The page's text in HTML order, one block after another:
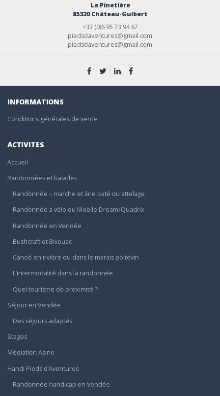
La Pinetière
85320 Château-Guibert
+33 (0)6 95 73 94 67
piedsdaventures@gmail.com
piedsdaventures@gmail.com
INFORMATIONS
Conditions générales de vente
ACTIVITES
Accueil
Randonnées et balades
Randonnée – marche et âne baté ou attelage
Randonnée à vélo ou Mobile Dream/Quadrix
Randonnée en Vendée
Bushcraft et Bivouac
Canoë en rivière ou dans le marais poitevin
L’intermodalité dans la randonnée
Quel tourisme de proximité ?
Séjour en Vendée
Des séjours adaptés
Stages
Médiation Asine
Handi Pieds d’Aventures
Randonnée handicap en Vendée